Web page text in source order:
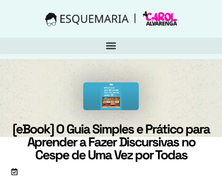
[eBook] O Guia Simples e Prático para
Aprender a Fazer Discursivas no
Cespe de Uma Vez por Todas